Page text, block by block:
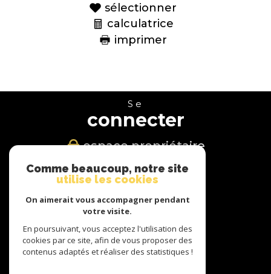
sélectionner
calculatrice
imprimer
Se
connecter
espace propriétaire
Nous
suivre
Nous
adhérons
Comme beaucoup, notre site
utilise les cookies
On aimerait vous accompagner pendant
votre visite.
En poursuivant, vous acceptez l'utilisation des
cookies par ce site, afin de vous proposer des
contenus adaptés et réaliser des statistiques !